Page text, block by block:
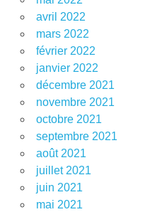
avril 2022
mars 2022
février 2022
janvier 2022
décembre 2021
novembre 2021
octobre 2021
septembre 2021
août 2021
juillet 2021
juin 2021
mai 2021